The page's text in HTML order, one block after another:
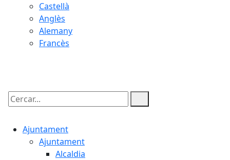
Castellà
Anglès
Alemany
Francès
Cercar:
Ajuntament
Ajuntament
Alcaldia